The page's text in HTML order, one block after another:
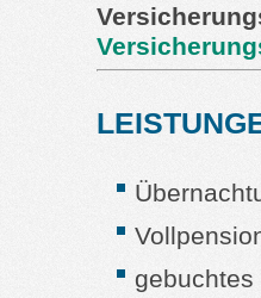
gebuchtes